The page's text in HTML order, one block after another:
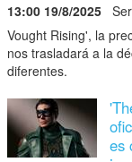
13:00 19/8/2025
Vought Rising', la
nos trasladará a la
diferentes.
es